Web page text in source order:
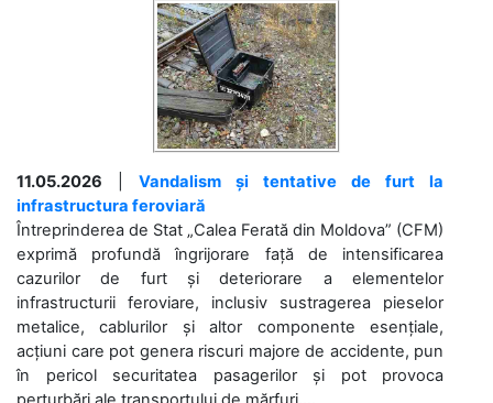
11.05.2026
Vandalism și tentative de furt la
infrastructura feroviară
Întreprinderea de Stat „Calea Ferată din Moldova” (CFM)
exprimă profundă îngrijorare față de intensificarea
cazurilor de furt și deteriorare a elementelor
infrastructurii feroviare, inclusiv sustragerea pieselor
metalice, cablurilor și altor componente esențiale,
acțiuni care pot genera riscuri majore de accidente, pun
în pericol securitatea pasagerilor și pot provoca